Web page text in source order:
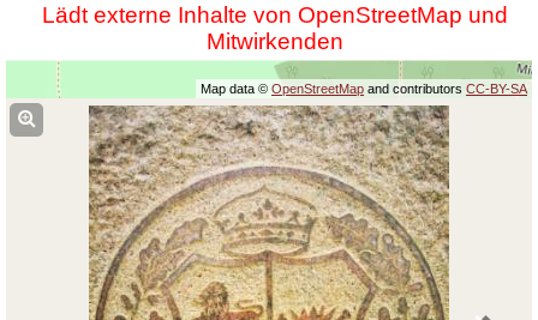
Map data © OpenStreetMap and contributors CC-BY-SA
Lädt externe Inhalte von OpenStreetMap und
Mitwirkenden